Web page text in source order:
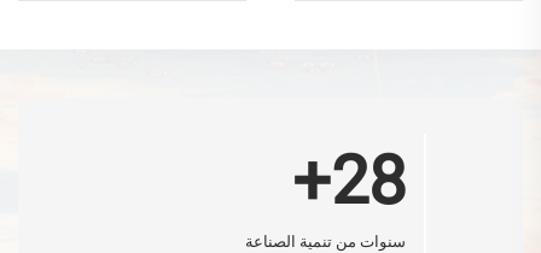
28+
سنوات من تنمية الصناعة